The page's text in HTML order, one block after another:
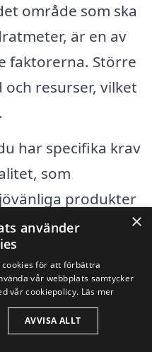
område som ska
är en av
faktorerna. Större
resurser, vilket
har specifika krav
som
produkter
städmetoder, kan
på året och
kan
högsäsonger
×
använder
för att förbättra
vår webbplats samtycker
vår cookiepolicy. Läs mer
AVVISA ALLT